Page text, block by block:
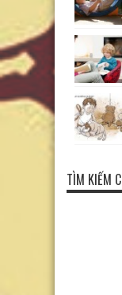
TÌM KIẾM